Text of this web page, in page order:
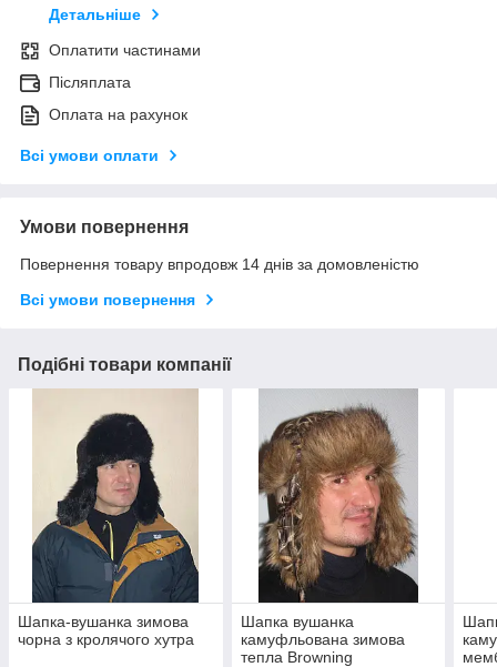
Детальніше
Оплатити частинами
Післяплата
Оплата на рахунок
Всі умови оплати
Умови повернення
Повернення товару впродовж 14 днів за домовленістю
Всі умови повернення
Подібні товари компанії
Шапка-вушанка зимова
чорна з кролячого хутра
Шапка вушанка
камуфльована зимова
тепла Browning